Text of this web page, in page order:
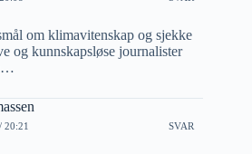
om klimavitenskap og sjekke
og kunnskapsløse journalister
20:21 SVAR